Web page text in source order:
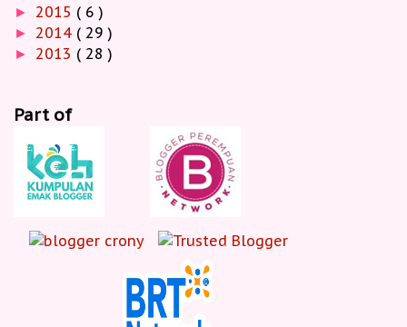
► 2015 ( 6 )
► 2014 ( 29 )
► 2013 ( 28 )
Part of